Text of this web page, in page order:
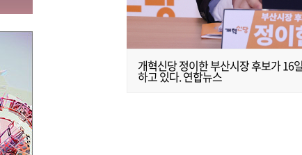
개혁신당 정이한 부산시장 후보가 16
하고 있다. 연합뉴스